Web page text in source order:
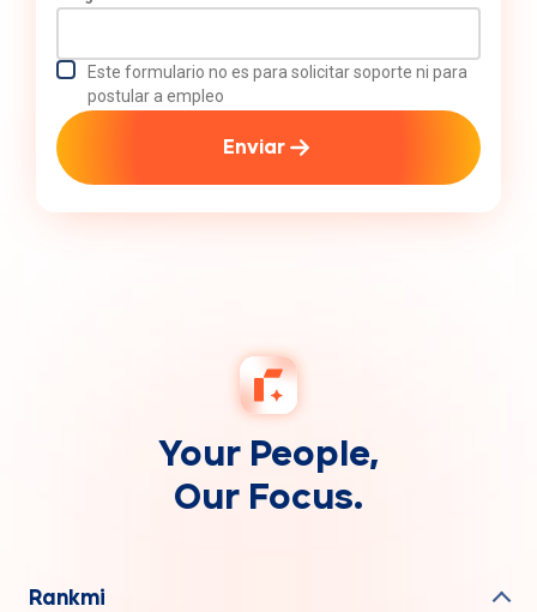
Este formulario no es para solicitar soporte ni para
postular a empleo
Enviar
Your People,
Our Focus.
Rankmi